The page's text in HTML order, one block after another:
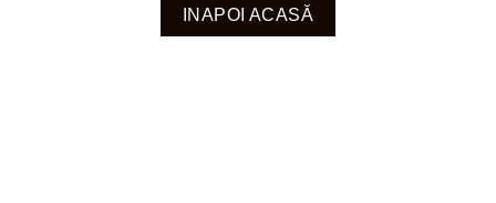
INAPOI ACASĂ